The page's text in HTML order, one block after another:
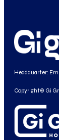
Headquarter:
Copyright© Gi